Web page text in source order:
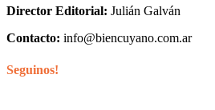
Director Editorial: Julián Galván
Contacto: info@biencuyano.com.ar
Seguinos!